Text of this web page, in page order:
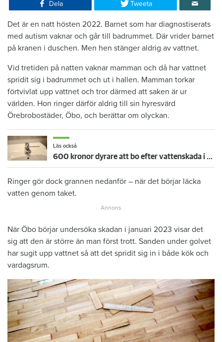
Dela Tweeta
Det är en natt hösten 2022. Barnet som har diagnostiserats
med autism vaknar och går till badrummet. Där vrider barnet
på kranen i duschen. Men hen stänger aldrig av vattnet.
Vid tretiden på natten vaknar mamman och då har vattnet
spridit sig i badrummet och ut i hallen. Mamman torkar
förtvivlat upp vattnet och tror därmed att saken är ur
världen. Hon ringer därför aldrig till sin hyresvärd
Örebrobostäder, Öbo, och berättar om olyckan.
Läs också
600 kronor dyrare att bo efter vattenskada i Varberg
Ringer gör dock grannen nedanför – när det börjar läcka
vatten genom taket.
När Öbo börjar undersöka skadan i januari 2023 visar det
sig att den är större än man först trott. Sanden under golvet
har sugit upp vattnet så att det spridit sig in i både kök och
vardagsrum.